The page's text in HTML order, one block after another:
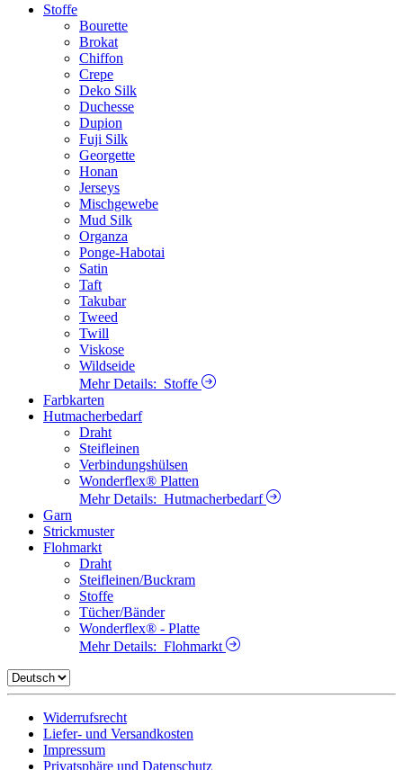
Stoffe
Bourette
Brokat
Chiffon
Crepe
Deko Silk
Duchesse
Dupion
Fuji Silk
Georgette
Honan
Jerseys
Mischgewebe
Mud Silk
Organza
Ponge-Habotai
Satin
Taft
Takubar
Tweed
Twill
Viskose
Wildseide
Mehr Details: Stoffe
Farbkarten
Hutmacherbedarf
Draht
Steifleinen
Verbindungshülsen
Wonderflex® Platten
Mehr Details: Hutmacherbedarf
Garn
Strickmuster
Flohmarkt
Draht
Steifleinen/Buckram
Stoffe
Tücher/Bänder
Wonderflex® - Platte
Mehr Details: Flohmarkt
Widerrufsrecht
Liefer- und Versandkosten
Impressum
Privatsphäre und Datenschutz